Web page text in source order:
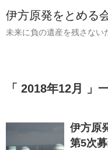
伊方原発をとめる
未来に負の遺産を残さない
「 2018年12月 」
伊方原
第5次